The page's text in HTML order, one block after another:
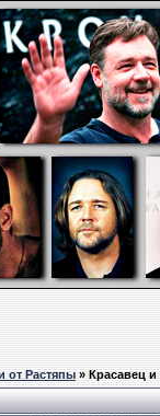
от Растяпы»Красавец